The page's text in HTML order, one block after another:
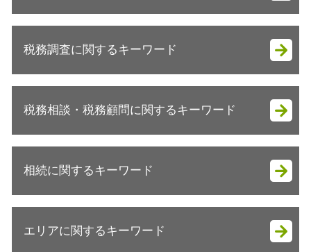
法人成り 税理士 相談
会社設立 メリット
会社設立 定款
会社設立 メリット 税理士
会社設立 メリット 税務
法人成り メリット
法人成り 目安
税務調査に関するキーワード
税務調査 拒否
税務調査 確率 個人
税務調査とは
税務調査 強制調査
税務調査 タイミング
税務相談・税務顧問に関するキーワード
税務顧問 とは
決算前 節税対策
節税対策 個人
相続に関するキーワード
相続税 放棄
エリアに関するキーワード